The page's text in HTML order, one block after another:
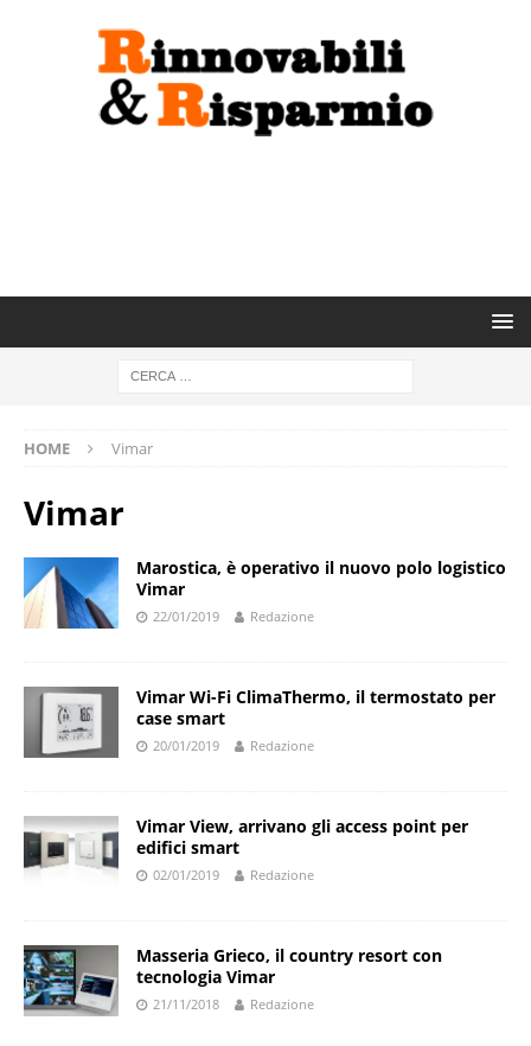
HOME Vimar
Vimar
Marostica, è operativo il nuovo polo logistico
Vimar
22/01/2019 Redazione
Vimar Wi-Fi ClimaThermo, il termostato per
case smart
20/01/2019 Redazione
Vimar View, arrivano gli access point per
edifici smart
02/01/2019 Redazione
Masseria Grieco, il country resort con
tecnologia Vimar
21/11/2018 Redazione